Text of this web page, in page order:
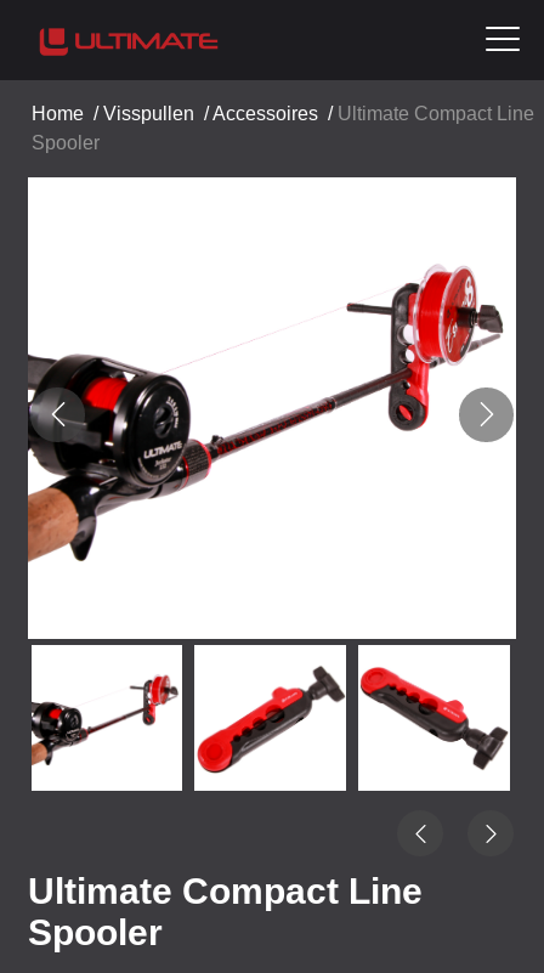
Home /Visspullen /Accessoires / Ultimate Compact Line
Spooler
Ultimate Compact Line
Spooler